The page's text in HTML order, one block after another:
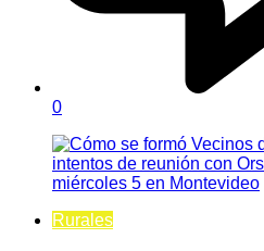
0
Rurales